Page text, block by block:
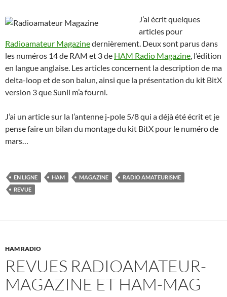
J’ai écrit quelques
articles pour
Radioamateur Magazinedernièrement. Deux sont parus dans
les numéros 14 de RAM et 3 de HAM Radio Magazine, l’édition
en langue anglaise. Les articles concernent la description de ma
delta-loop et de son balun, ainsi que la présentation du kit BitX
version 3 que Sunil m’a fourni.
J’ai un article sur la l’antenne j-pole 5/8 qui a déjà été écrit et je
pense faire un bilan du montage du kit BitX pour le numéro de
mars…
EN LIGNE HAM MAGAZINE
RADIO AMATEURISME
REVUE
HAM RADIO
REVUES RADIOAMATEUR-
MAGAZINE ET HAM-MAG